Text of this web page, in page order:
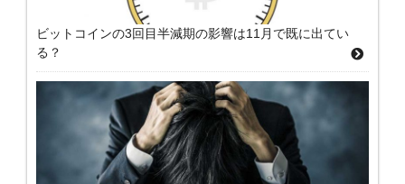
ビットコインの3回目半減期の影響は11月で既に出てい
る？